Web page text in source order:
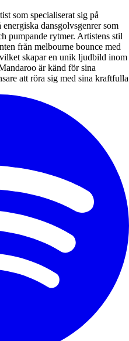
som specialiserat sig på
dansgolvsgenrer som
pumpande rytmer. Artistens stil
från melbourne bounce med
skapar en unik ljudbild inom
är känd för sina
att röra sig med sina kraftfulla